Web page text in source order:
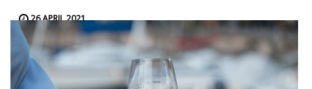
26 APRIL 2021